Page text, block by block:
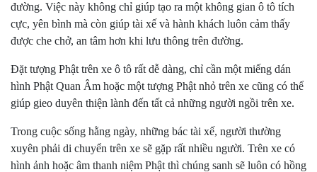
đường. Việc này không chỉ giúp tạo ra một không gian ô tô tích
cực, yên bình mà còn giúp tài xế và hành khách luôn cảm thấy
được che chở, an tâm hơn khi lưu thông trên đường.
Đặt tượng Phật trên xe ô tô rất dễ dàng, chỉ cần một miếng dán
hình Phật Quan Âm hoặc một tượng Phật nhỏ trên xe cũng có thể
giúp gieo duyên thiện lành đến tất cả những người ngồi trên xe.
Trong cuộc sống hằng ngày, những bác tài xế, người thường
xuyên phải di chuyển trên xe sẽ gặp rất nhiều người. Trên xe có
hình ảnh hoặc âm thanh niệm Phật thì chúng sanh sẽ luôn có hồng